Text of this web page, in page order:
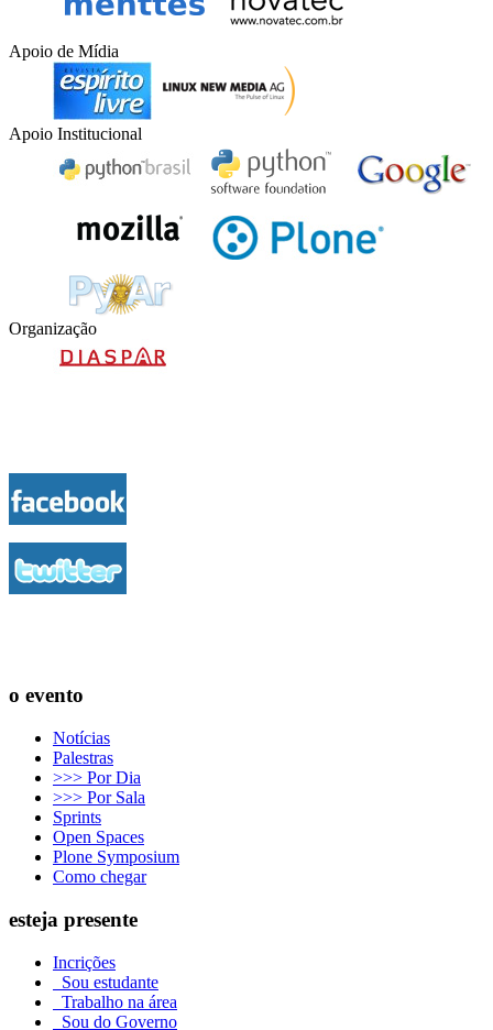
Apoio de Mídia
Apoio Institucional
Organização
o evento
Notícias
Palestras
>>> Por Dia
>>> Por Sala
Sprints
Open Spaces
Plone Symposium
Como chegar
esteja presente
Incrições
Sou estudante
Trabalho na área
Sou do Governo